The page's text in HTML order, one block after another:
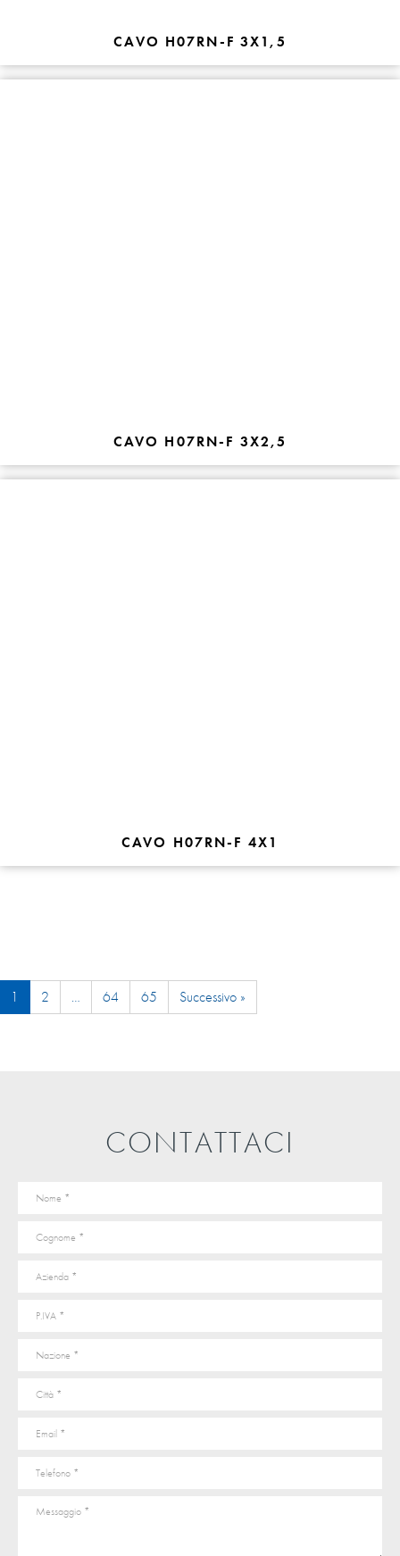
CAVO H07RN-F 3X1,5
CAVO H07RN-F 3X2,5
CAVO H07RN-F 4X1
1 2 … 64 65 Successivo »
CONTATTACI